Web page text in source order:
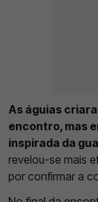
As águias
encontro, mas
inspirada da
revelou-se mais
por confirmar a